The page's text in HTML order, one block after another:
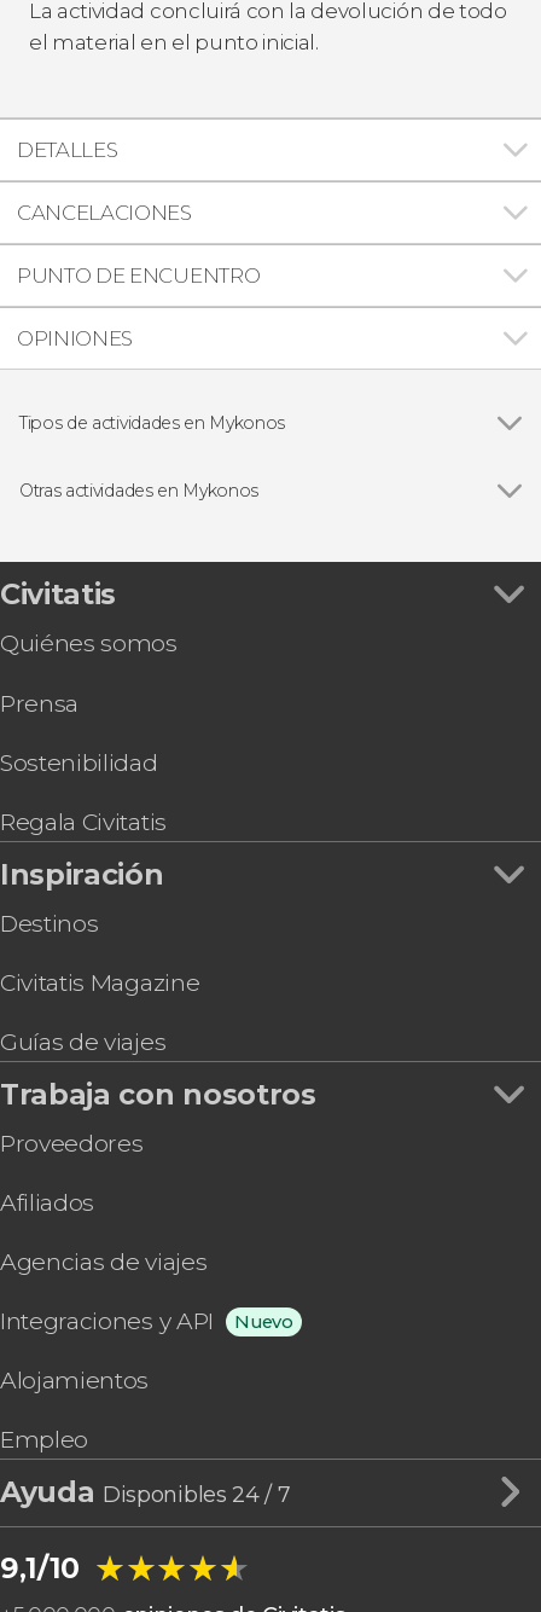
La actividad concluirá con la devolución de todo
el material en el punto inicial.
DETALLES
CANCELACIONES
PUNTO DE ENCUENTRO
OPINIONES
Tipos de actividades en Mykonos
Excursiones de un día
Otras actividades en Mykonos
Ferry entre Atenas y Mykonos
Civitatis
Quiénes somos
Prensa
Sostenibilidad
Regala Civitatis
Inspiración
Destinos
Civitatis Magazine
Guías de viajes
Trabaja con nosotros
Proveedores
Afiliados
Agencias de viajes
Integraciones y API Nuevo
Alojamientos
Empleo
Ayuda Disponibles 24 / 7
9,1/10 ★★★★★
★★★★★